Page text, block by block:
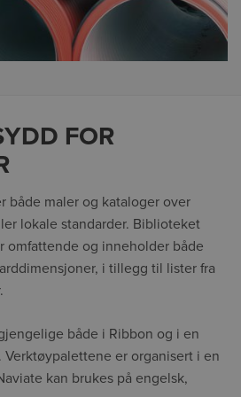
FOR
både maler og kataloger over
lokale standarder. Biblioteket
omfattende og inneholder både
i tillegg til lister fra
både i Ribbon og i en
er organisert i en
kan brukes på engelsk,